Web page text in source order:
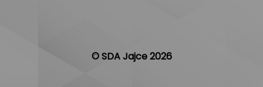
© SDA Jajce 2026